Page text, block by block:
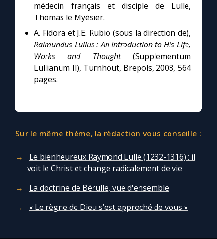
médecin français et disciple de Lulle,
Thomas le Myésier.
A. Fidora et J.E. Rubio (sous la direction de),
Raimundus Lullus : An Introduction to His Life,
Works and Thought(Supplementum
Lullianum II), Turnhout, Brepols, 2008, 564
pages.
Sur le même thème, la rédaction vous conseille :
Le bienheureux Raymond Lulle (1232-1316) : il
voit le Christ et change radicalement de vie
La doctrine de Bérulle, vue d'ensemble
« Le règne de Dieu s’est approché de vous »